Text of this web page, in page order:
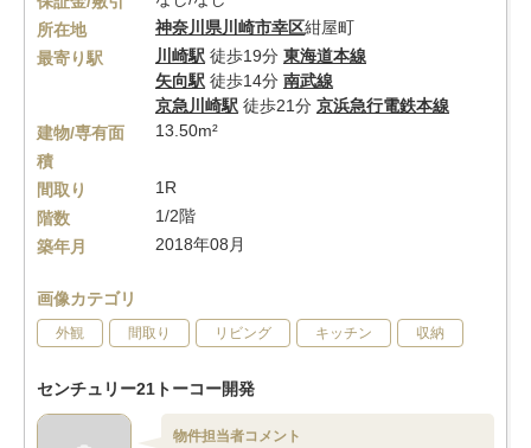
所在地
神奈川県川崎市幸区紺屋町
最寄り駅
川崎駅 徒歩19分 東海道本線
矢向駅 徒歩14分 南武線
京急川崎駅 徒歩21分 京浜急行電鉄本線
建物/専有面
積
13.50m²
間取り
1R
階数
1/2階
築年月
2018年08月
画像カテゴリ
外観 間取り リビング キッチン 収納
センチュリー21トーコー開発
物件担当者コメント